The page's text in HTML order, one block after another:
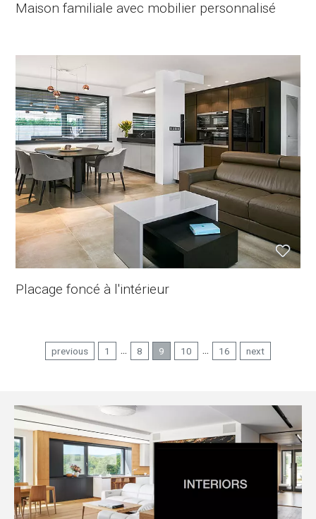
Maison familiale avec mobilier personnalisé
Placage foncé à l'intérieur
previous 1 ... 8 9 10 ... 16 next